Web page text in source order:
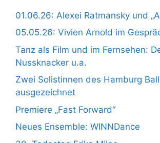
01.06.26: Alexei Ratmansky und
05.05.26: Vivien Arnold im
Tanz als Film und im Fernsehen:
Nussknacker u.a.
Zwei Solistinnen des Hamburg
ausgezeichnet
Premiere „Fast Forward“
Neues Ensemble: WINNDance